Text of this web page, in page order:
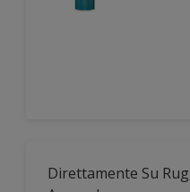
Direttamente Su